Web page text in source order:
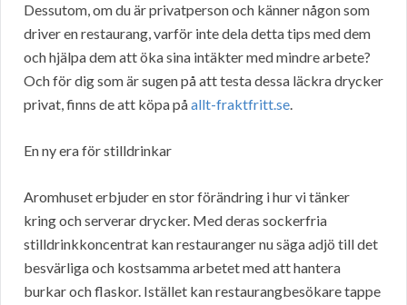
Dessutom, om du är privatperson och känner någon som
driver en restaurang, varför inte dela detta tips med dem
och hjälpa dem att öka sina intäkter med mindre arbete?
Och för dig som är sugen på att testa dessa läckra drycker
privat, finns de att köpa påallt-fraktfritt.se.
En ny era för stilldrinkar
Aromhuset erbjuder en stor förändring i hur vi tänker
kring och serverar drycker. Med deras sockerfria
stilldrinkkoncentrat kan restauranger nu säga adjö till det
besvärliga och kostsamma arbetet med att hantera
burkar och flaskor. Istället kan restaurangbesökare tappe